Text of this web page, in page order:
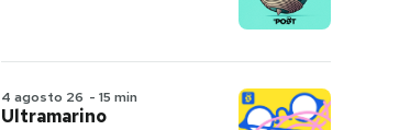
4 agosto 26 - 15 min
Ultramarino